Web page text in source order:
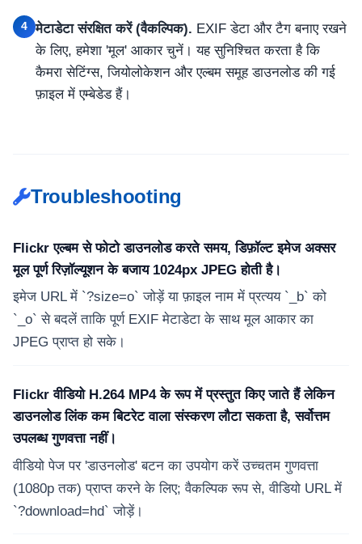
4 मेटाडेटा संरक्षित करें (वैकल्पिक). EXIF डेटा और टैग बनाए रखने
के लिए, हमेशा 'मूल' आकार चुनें। यह सुनिश्चित करता है कि
कैमरा सेटिंग्स, जियोलोकेशन और एल्बम समूह डाउनलोड की गई
फ़ाइल में एम्बेडेड हैं।
Troubleshooting
Flickr एल्बम से फोटो डाउनलोड करते समय, डिफ़ॉल्ट इमेज अक्सर
मूल पूर्ण रिज़ॉल्यूशन के बजाय 1024px JPEG होती है।
इमेज URL में `?size=o` जोड़ें या फ़ाइल नाम में प्रत्यय `_b` को
`_o` से बदलें ताकि पूर्ण EXIF मेटाडेटा के साथ मूल आकार का
JPEG प्राप्त हो सके।
Flickr वीडियो H.264 MP4 के रूप में प्रस्तुत किए जाते हैं लेकिन
डाउनलोड लिंक कम बिटरेट वाला संस्करण लौटा सकता है, सर्वोत्तम
उपलब्ध गुणवत्ता नहीं।
वीडियो पेज पर 'डाउनलोड' बटन का उपयोग करें उच्चतम गुणवत्ता
(1080p तक) प्राप्त करने के लिए; वैकल्पिक रूप से, वीडियो URL में
`?download=hd` जोड़ें।